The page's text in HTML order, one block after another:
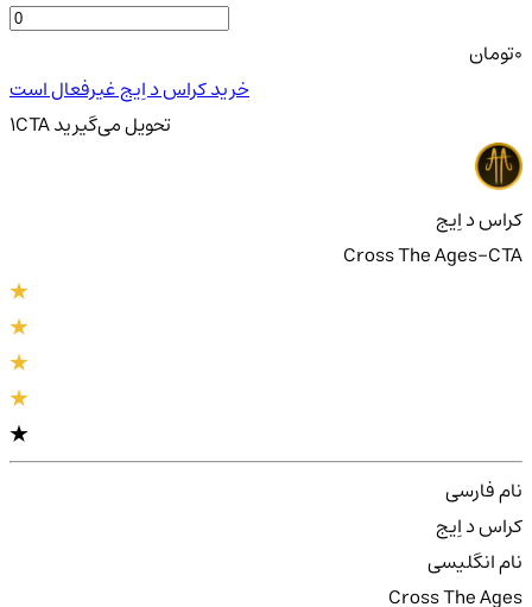
تومان
خرید کراس د اِیج غیرفعال است
1CTA تحویلمی‌گیرید
کراس د اِیج
Cross The Ages-CTA
نام فارسی
کراس د اِیج
نام انگلیسی
Cross The Ages